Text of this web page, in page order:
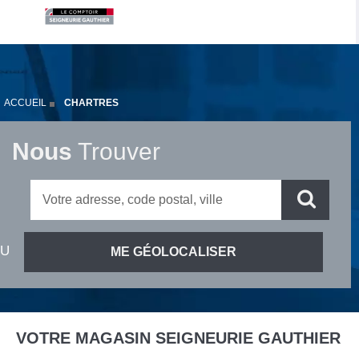
ACCUEIL CHARTRES
Nous Trouver
VOTRE MAGASIN SEIGNEURIE GAUTHIER